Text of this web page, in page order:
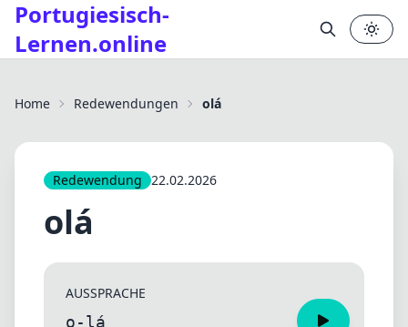
Portugiesisch-
Lernen.online
Home Redewendungen olá
Redewendung 22.02.2026
olá
AUSSPRACHE
o-lá